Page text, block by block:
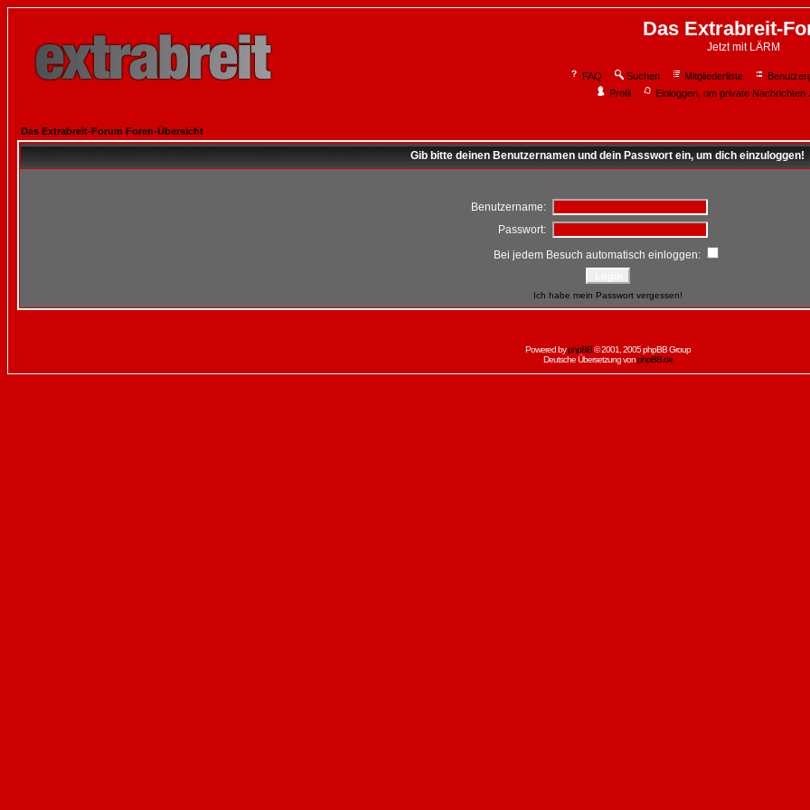
Das Extrabreit-
Jetzt mit LÄRM
FAQ Suchen Mitgliederliste
Profil
Einloggen, um private Nachrichten
Das Extrabreit-Forum Foren-Übersicht
Gib bitte deinen Benutzernamen und dein Passwort ein, um dich einzuloggen!
Benutzername:
Passwort:
Bei jedem Besuch automatisch einloggen:
Ich habe mein Passwort vergessen!
Powered byphpBB© 2001, 2005 phpBB Group
Deutsche Übersetzung vonphpBB.de